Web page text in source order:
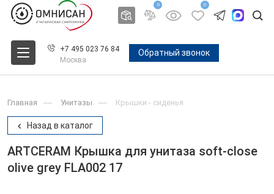
0 0
+7 495 023 76 84
Москва
Обратный звонок
Главная Унитазы Крышки - сиденья
Назад в каталог
ARTCERAM Крышка для унитаза soft-close
olive grey FLA002 17